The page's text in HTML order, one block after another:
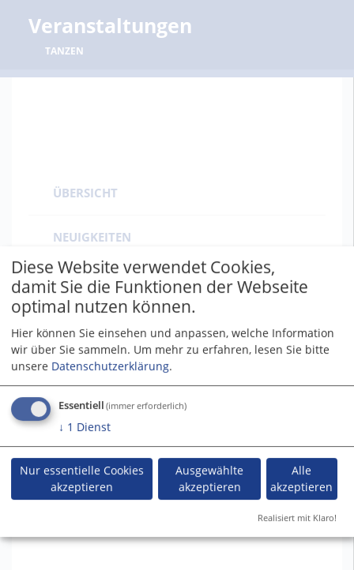
Veranstaltungen
TANZEN
ÜBERSICHT
NEUIGKEITEN
VERANSTALTUNGEN
Tanzen
Veranstaltungen vom Tennis
Es gibt keine Ereignisse in der aktuellen Ansicht.
Diese Website verwendet Cookies,
damit Sie die Funktionen der Webseite
optimal nutzen können.
Hier können Sie einsehen und anpassen, welche Information
wir über Sie sammeln. Um mehr zu erfahren, lesen Sie bitte
unsere Datenschutzerklärung.
Essentiell (immer erforderlich)
↓ 1 Dienst
Nur essentielle Cookies
akzeptieren
Ausgewählte
akzeptieren
Alle
akzeptieren
Realisiert mit Klaro!